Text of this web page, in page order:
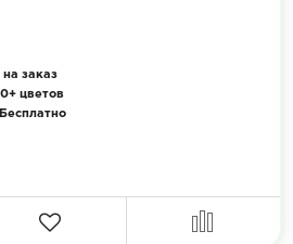
заказ
цветов
Бесплатно